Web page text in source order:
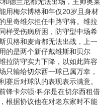
用梅尔博格和年仅20岁且身材
里奇维尔担任中路守将。维拉
样受伤病所困，防守型中场希
贝格和麦肯都无法出战，上一
的是两个新仔戴维斯和贝尔
拉防守实力下降，以如此阵容
只输给切尔西一球已属万幸，
赛后对球队的表现表示满意。
锋卡尔顿·科尔是在切尔西租借
根据协议他在对老东家时不能